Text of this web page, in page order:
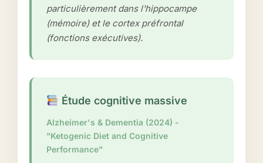
particulièrement dans l'hippocampe
(mémoire) et le cortex préfrontal
(fonctions exécutives).
Étude cognitive massive
Alzheimer's & Dementia (2024) -
"Ketogenic Diet and Cognitive
Performance"